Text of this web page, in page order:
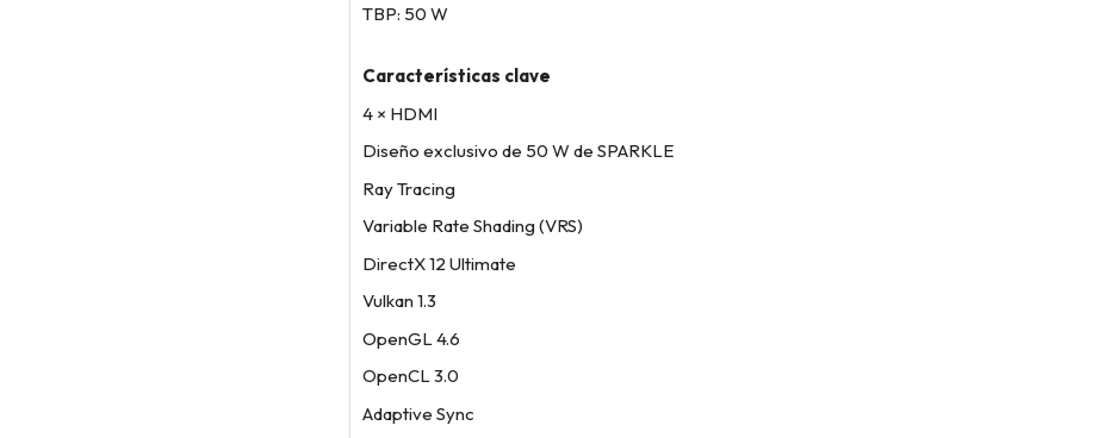
TBP: 50 W
Características clave
4 × HDMI
Diseño exclusivo de 50 W de SPARKLE
Ray Tracing
Variable Rate Shading (VRS)
DirectX 12 Ultimate
Vulkan 1.3
OpenGL 4.6
OpenCL 3.0
Adaptive Sync